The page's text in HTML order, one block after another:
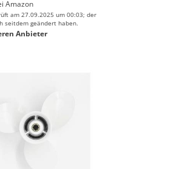
Amazon
am 27.09.2025 um 00:03; der
seitdem geändert haben.
Anbieter